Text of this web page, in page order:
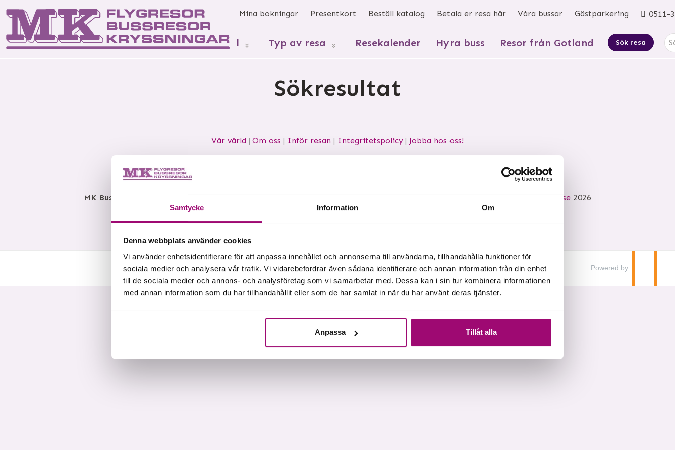
Samtycke Information Om
Denna webbplats använder cookies
Vi använder enhetsidentifierare för att anpassa innehållet och annonserna till användarna, tillhandahålla funktioner för
sociala medier och analysera vår trafik. Vi vidarebefordrar även sådana identifierare och annan information från din enhet
till de sociala medier och annons- och analysföretag som vi samarbetar med. Dessa kan i sin tur kombinera informationen
med annan information som du har tillhandahållit eller som de har samlat in när du har använt deras tjänster.
Anpassa Tillåt alla
Start Kontakta oss Mina bokningar Presentkort Beställ katalog Betala er resa här Våra bussar Gästparkering 0511-
Resmål Typ av resa Resekalender Hyra buss Resor från Gotland Sök resa
Sökresultat
Vår värld Om oss Inför resan Integritetspolicy Jobba hos oss!
MK Bussresor AB Björkelundsgatan 21 532 40 Skara Telefon0511-34 66 60 Org nr 556646-2320 ©info@mkbussresor.se 2026
Powered by